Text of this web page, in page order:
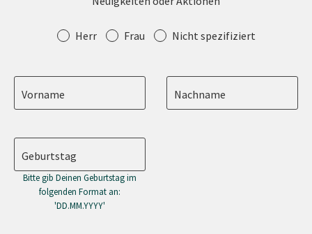
Anrede Herr Frau Nicht spezifiziert
Vorname Nachname
Geburtstag
Bitte gib Deinen Geburtstag im
folgenden Format an:
'DD.MM.YYYY'